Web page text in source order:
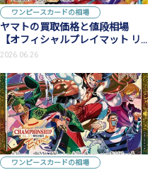
ワンピースカードの相場
ヤマトの買取価格と値段相場
【オフィシャルプレイマット リ
ミテッドエディションvol.6】
2026.06.26
ワンピースカードの相場